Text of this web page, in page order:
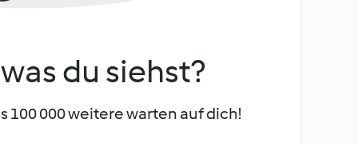
du siehst?
100 000 weitere warten auf dich!